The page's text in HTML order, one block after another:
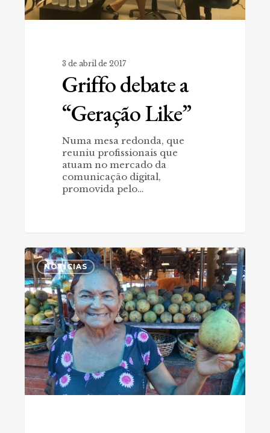
3 de abril de 2017
Griffo debate a
“Geração Like”
Numa mesa redonda, que
reuniu profissionais que
atuam no mercado da
comunicação digital,
promovida pelo…
Ver-
o-
Peso,
a
feira
de
todos
nós
NOTÍCIAS
0